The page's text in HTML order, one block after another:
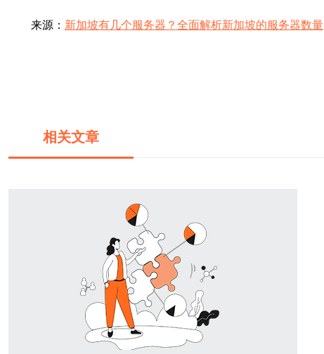
来源： 新加坡有几个服务器？全面解析新加坡的服务器数量
相关文章